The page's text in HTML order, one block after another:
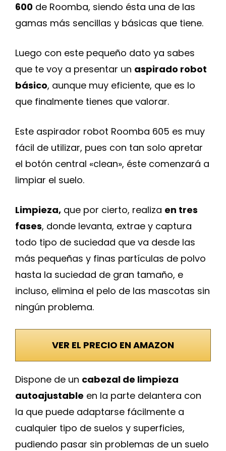
600 de Roomba, siendo ésta una de las
gamas más sencillas y básicas que tiene.
Luego con este pequeño dato ya sabes
que te voy a presentar un aspirado robot
básico, aunque muy eficiente, que es lo
que finalmente tienes que valorar.
Este aspirador robot Roomba 605 es muy
fácil de utilizar, pues con tan solo apretar
el botón central «clean», éste comenzará a
limpiar el suelo.
Limpieza, que por cierto, realiza en tres
fases, donde levanta, extrae y captura
todo tipo de suciedad que va desde las
más pequeñas y finas partículas de polvo
hasta la suciedad de gran tamaño, e
incluso, elimina el pelo de las mascotas sin
ningún problema.
VER EL PRECIO EN AMAZON
Dispone de un cabezal de limpieza
autoajustable en la parte delantera con
la que puede adaptarse fácilmente a
cualquier tipo de suelos y superficies,
pudiendo pasar sin problemas de un suelo